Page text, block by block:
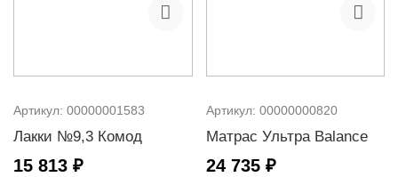
Артикул: 00000001583
Лакки №9,3 Комод
15 813 ₽
Артикул: 00000000820
Матрас Ультра Balance
24 735 ₽